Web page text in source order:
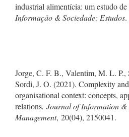
industrial alimentícia: um estudo
Informação & Sociedade: Estudos.
Jorge, C. F. B., Valentim, M. L.
Sordi, J. O. (2021). Complexity
organisational context: concepts,
relations. Journal of Information &
Management, 20(04), 2150041.